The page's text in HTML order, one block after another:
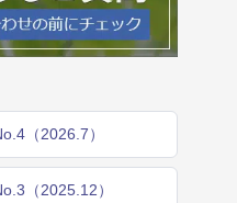
（2026.7）
（2025.12）